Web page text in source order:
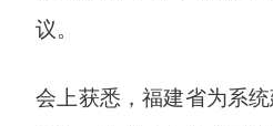
议。
会上获悉，福建省为系